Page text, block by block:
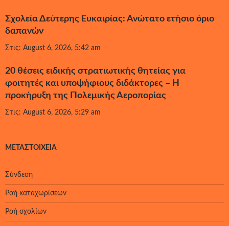
Σχολεία Δεύτερης Ευκαιρίας: Ανώτατο ετήσιο όριο
δαπανών
Στις: August 6, 2026, 5:42 am
20 θέσεις ειδικής στρατιωτικής θητείας για
φοιτητές και υποψήφιους διδάκτορες – Η
προκήρυξη της Πολεμικής Αεροπορίας
Στις: August 6, 2026, 5:29 am
ΜΕΤΑΣΤΟΙΧΕΊΑ
Σύνδεση
Ροή καταχωρίσεων
Ροή σχολίων